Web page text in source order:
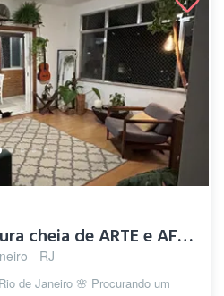
LARTINAS - Cobertura cheia de ARTE e AFE...
- RJ
de Janeiro 🌸 Procurando um